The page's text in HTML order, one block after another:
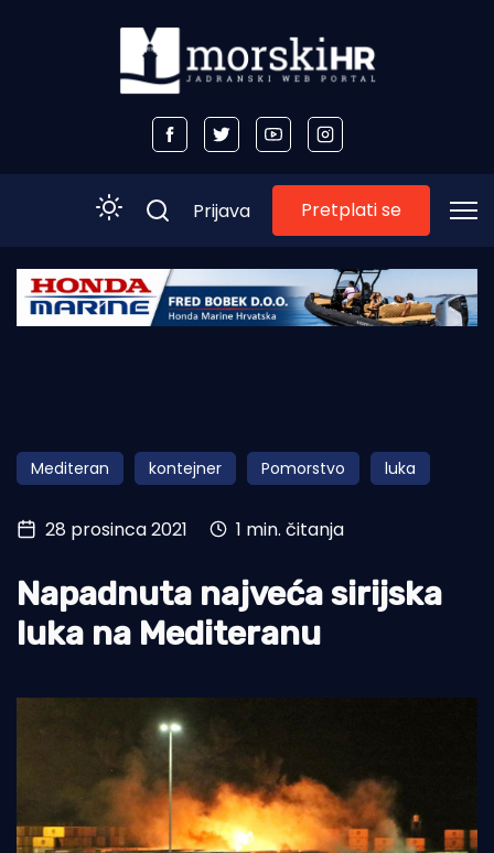
Početna
Obala
Otoci
Turizam i nautika
Pomorstvo
Ribolov
Tradicija i kultura
Prijava Pretplati se
Mediteran kontejner Pomorstvo luka
28 prosinca 2021 1 min. čitanja
Napadnuta najveća sirijska
luka na Mediteranu